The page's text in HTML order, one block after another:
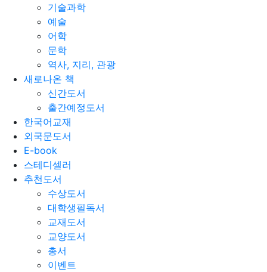
기술과학
예술
어학
문학
역사, 지리, 관광
새로나온 책
신간도서
출간예정도서
한국어교재
외국문도서
E-book
스테디셀러
추천도서
수상도서
대학생필독서
교재도서
교양도서
총서
이벤트